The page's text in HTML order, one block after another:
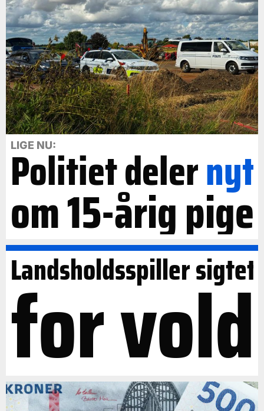
LIGE NU:
Politiet delernyt
om 15-årig pige
Landsholdsspiller sigtet
for vold